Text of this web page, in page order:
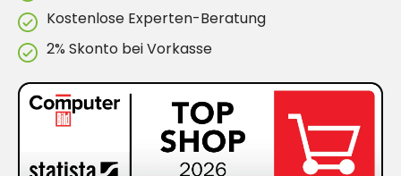
Kostenlose Experten-Beratung
2% Skonto bei Vorkasse